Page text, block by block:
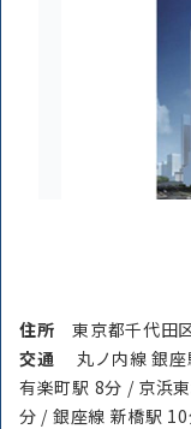
住所東京都千代
交通
丸ノ内線 銀
有楽町駅 8分 / 京浜
分 / 銀座線 新橋駅